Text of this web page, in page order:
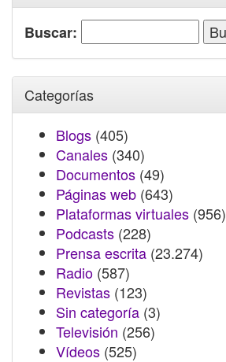
Buscar:
Categorías
Blogs (405)
Canales (340)
Documentos (49)
Páginas web (643)
Plataformas virtuales (956)
Podcasts (228)
Prensa escrita (23.274)
Radio (587)
Revistas (123)
Sin categoría (3)
Televisión (256)
Vídeos (525)